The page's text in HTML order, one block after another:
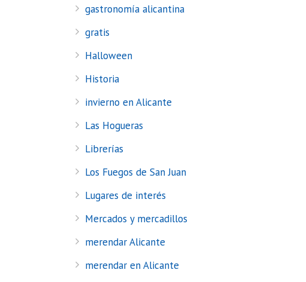
gastronomía alicantina
gratis
Halloween
Historia
invierno en Alicante
Las Hogueras
Librerías
Los Fuegos de San Juan
Lugares de interés
Mercados y mercadillos
merendar Alicante
merendar en Alicante